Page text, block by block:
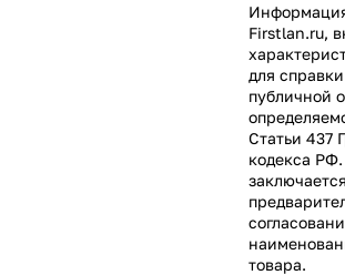
Firstlan.ru,
для
публичной
Статьи 437
кодекса
товара.